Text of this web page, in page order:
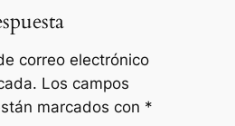
correo electrónico
Los campos
marcados con *